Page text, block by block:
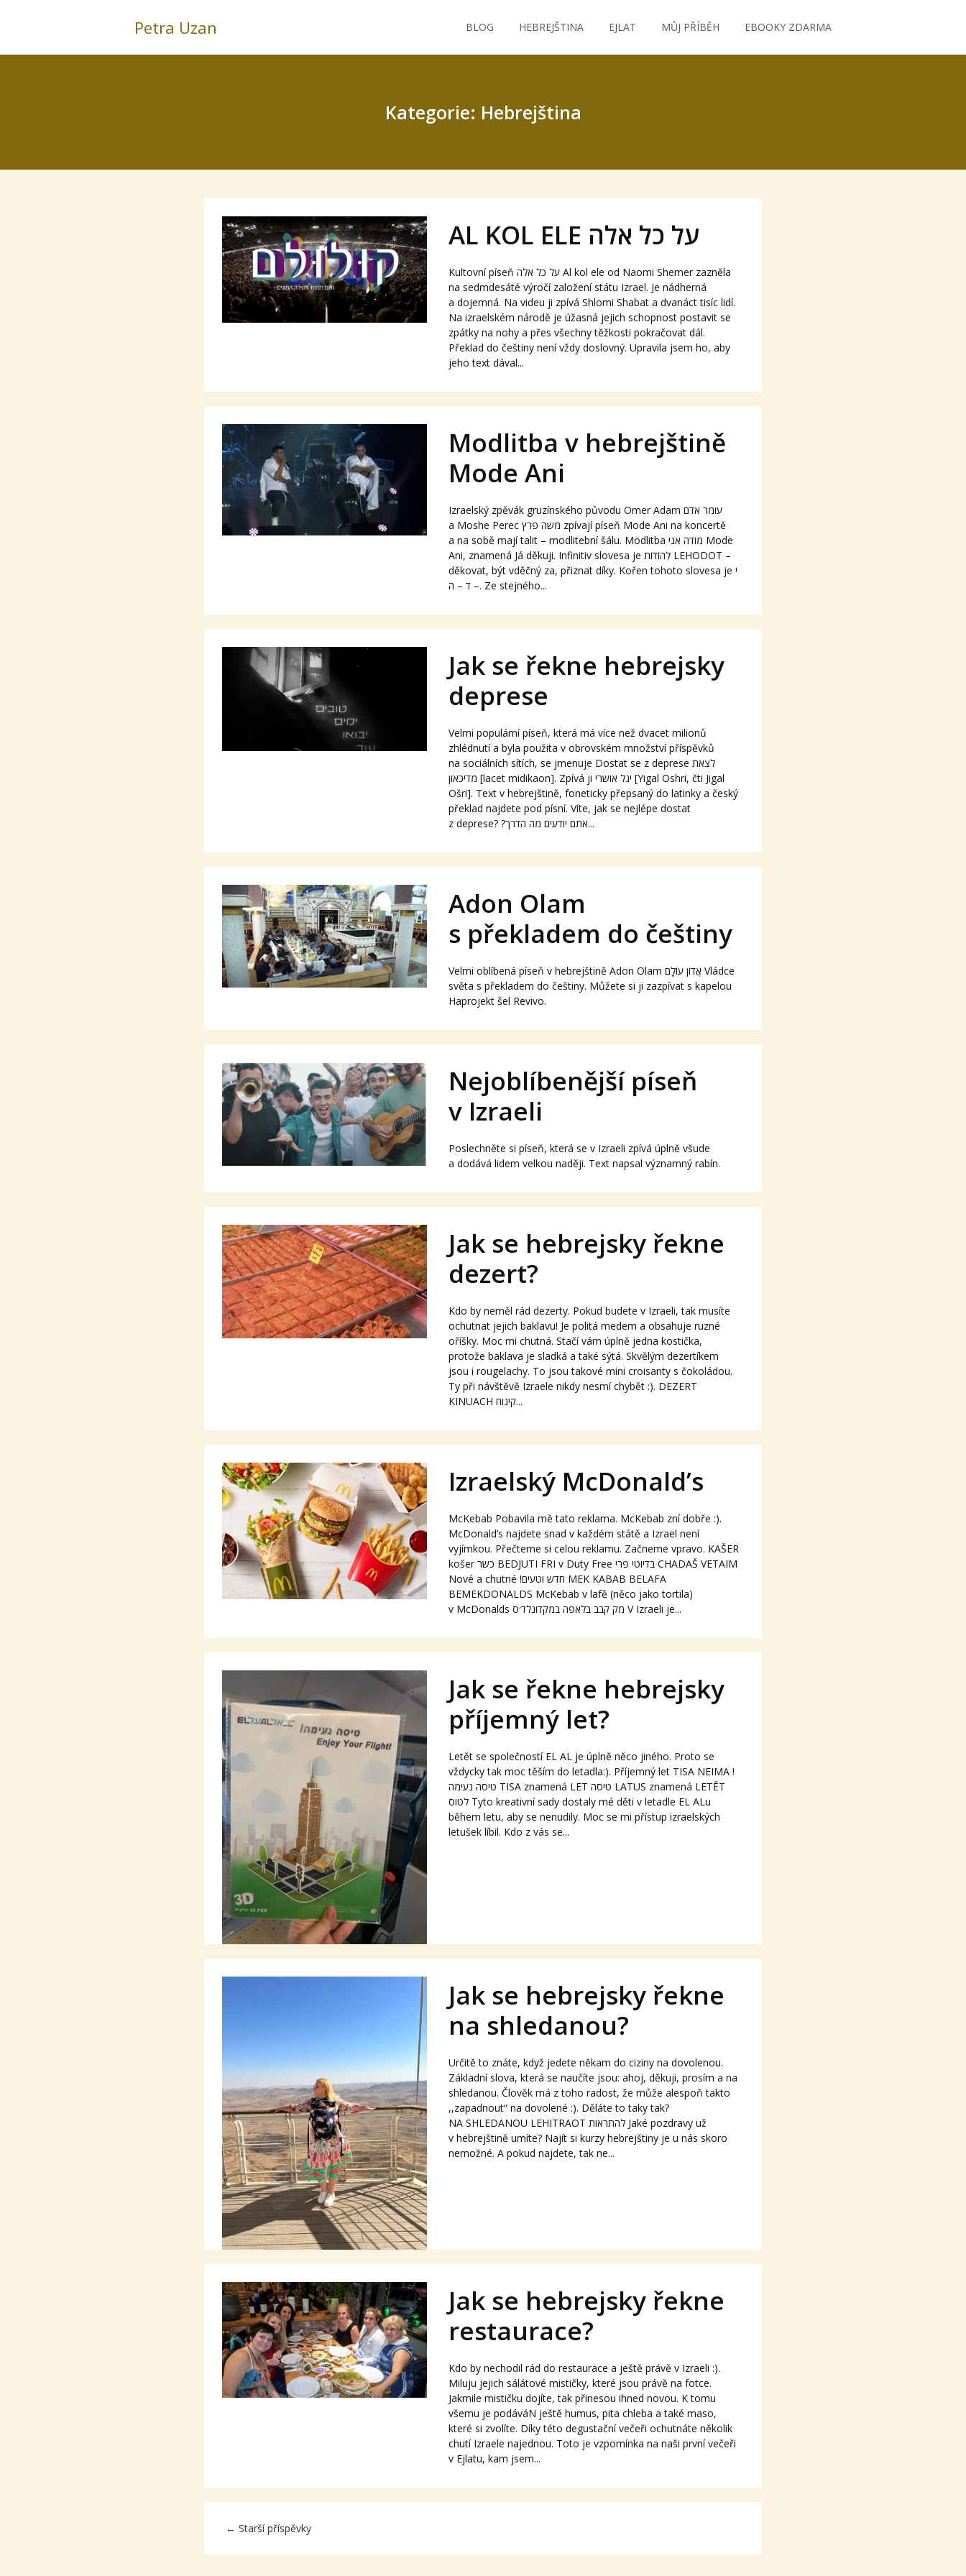
Petra Uzan BLOG HEBREJŠTINA EJLAT MŮJ PŘÍBĚH EBOOKY ZDARMA
Kategorie: Hebrejština
AL KOL ELE על כל אלה
Kultovní píseň על כל אלה Al kol ele od Naomi Shemer zazněla
na sedmdesáté výročí založení státu Izrael. Je nádherná
a dojemná. Na videu ji zpívá Shlomi Shabat a dvanáct tisíc lidí.
Na izraelském národě je úžasná jejich schopnost postavit se
zpátky na nohy a přes všechny těžkosti pokračovat dál.
Překlad do češtiny není vždy doslovný. Upravila jsem ho, aby
jeho text dával...
Modlitba v hebrejštině
Mode Ani
Izraelský zpěvák gruzínského původu Omer Adam עומר אדם
a Moshe Perec משה פרץ zpívají píseň Mode Ani na koncertě
a na sobě mají talit – modlitební šálu. Modlitba מודה אני Mode
Ani, znamená Já děkuji. Infinitiv slovesa je לְהוֹדוֹת LEHODOT –
děkovat, být vděčný za, přiznat díky. Kořen tohoto slovesa je י
– ד – ה. Ze stejného...
Jak se řekne hebrejsky
deprese
Velmi populární píseň, která má více než dvacet milionů
zhlédnutí a byla použita v obrovském množství příspěvků
na sociálních sítích, se jmenuje Dostat se z deprese לצאת
מדיכאון [lacet midikaon]. Zpívá ji יגל אושרי [Yigal Oshri, čti Jigal
Ošri]. Text v hebrejštině, foneticky přepsaný do latinky a český
překlad najdete pod písní. Víte, jak se nejlépe dostat
z deprese? ?אתם יודעים מה הדרך...
Adon Olam
s překladem do češtiny
Velmi oblíbená píseň v hebrejštině Adon Olam אֲדוֹן עוֹלָם Vládce
světa s překladem do češtiny. Můžete si ji zazpívat s kapelou
Haprojekt šel Revivo.
Nejoblíbenější píseň
v Izraeli
Poslechněte si píseň, která se v Izraeli zpívá úplně všude
a dodává lidem velkou naději. Text napsal významný rabín.
Jak se hebrejsky řekne
dezert?
Kdo by neměl rád dezerty. Pokud budete v Izraeli, tak musíte
ochutnat jejich baklavu! Je politá medem a obsahuje ruzné
oříšky. Moc mi chutná. Stačí vám úplně jedna kostička,
protože baklava je sladká a také sýtá. Skvělým dezertíkem
jsou i rougelachy. To jsou takové mini croisanty s čokoládou.
Ty při návštěvě Izraele nikdy nesmí chybět :). DEZERT
KINUACH קינוח...
Izraelský McDonald’s
McKebab Pobavila mě tato reklama. McKebab zní dobře :).
McDonald’s najdete snad v každém státě a Izrael není
vyjímkou. Přečteme si celou reklamu. Začneme vpravo. KAŠER
košer כשר BEDJUTI FRI v Duty Free בדיוטי פרי CHADAŠ VETAIM
Nové a chutné !חדש וטעים MEK KABAB BELAFA
BEMEKDONALDS McKebab v lafě (něco jako tortila)
v McDonalds מק קבב בלאפה במקדונלד׳ס V Izraeli je...
Jak se řekne hebrejsky
příjemný let?
Letět se společností EL AL je úplně něco jiného. Proto se
vždycky tak moc těším do letadla:). Příjemný let TISA NEIMA !
טיסה נעימה TISA znamená LET טיסה LATUS znamená LETĚT
לטוס Tyto kreativní sady dostaly mé děti v letadle EL ALu
během letu, aby se nenudily. Moc se mi přístup izraelských
letušek líbil. Kdo z vás se...
Jak se hebrejsky řekne
na shledanou?
Určitě to znáte, když jedete někam do ciziny na dovolenou.
Základní slova, která se naučíte jsou: ahoj, děkuji, prosím a na
shledanou. Člověk má z toho radost, že může alespoň takto
,,zapadnout“ na dovolené :). Děláte to taky tak?
NA SHLEDANOU LEHITRAOT להתראות Jaké pozdravy už
v hebrejštině umíte? Najít si kurzy hebrejštiny je u nás skoro
nemožné. A pokud najdete, tak ne...
Jak se hebrejsky řekne
restaurace?
Kdo by nechodil rád do restaurace a ještě právě v Izraeli :).
Miluju jejich sálátové mističky, které jsou právě na fotce.
Jakmile mističku dojíte, tak přinesou ihned novou. K tomu
všemu je podáváN ještě humus, pita chleba a také maso,
které si zvolíte. Díky této degustační večeři ochutnáte několik
chutí Izraele najednou. Toto je vzpomínka na naši první večeři
v Ejlatu, kam jsem...
← Starší příspěvky